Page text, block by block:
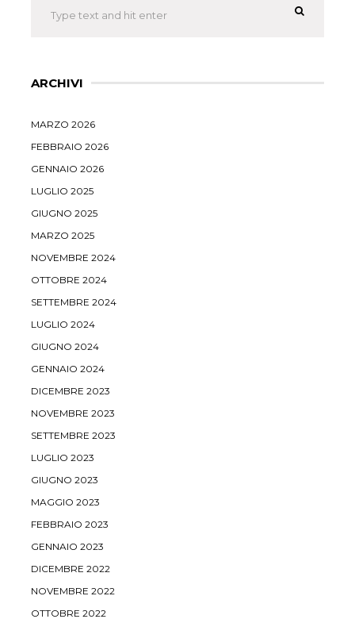
ARCHIVI
MARZO 2026
FEBBRAIO 2026
GENNAIO 2026
LUGLIO 2025
GIUGNO 2025
MARZO 2025
NOVEMBRE 2024
OTTOBRE 2024
SETTEMBRE 2024
LUGLIO 2024
GIUGNO 2024
GENNAIO 2024
DICEMBRE 2023
NOVEMBRE 2023
SETTEMBRE 2023
LUGLIO 2023
GIUGNO 2023
MAGGIO 2023
FEBBRAIO 2023
GENNAIO 2023
DICEMBRE 2022
NOVEMBRE 2022
OTTOBRE 2022